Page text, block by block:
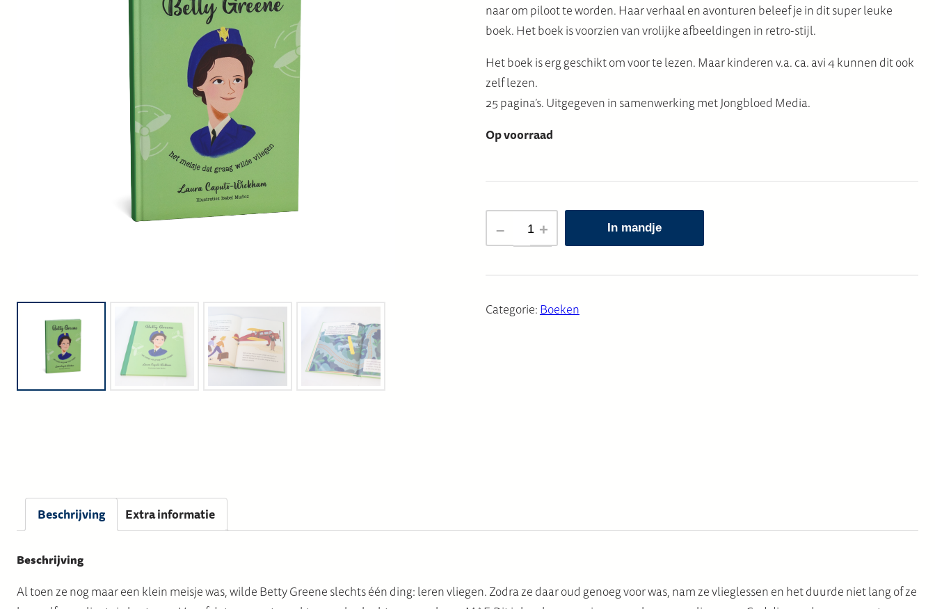
naar om piloot te worden. Haar verhaal en avonturen beleef je in dit super leuke
boek. Het boek is voorzien van vrolijke afbeeldingen in retro-stijl.
Het boek is erg geschikt om voor te lezen. Maar kinderen v.a. ca. avi 4 kunnen dit ook
zelf lezen.
25 pagina’s. Uitgegeven in samenwerking met Jongbloed Media.
Op voorraad
+
– In mandje
Categorie:Boeken
Beschrijving Extra informatie
Beschrijving
Al toen ze nog maar een klein meisje was, wilde Betty Greene slechts één ding: leren vliegen. Zodra ze daar oud genoeg voor was, nam ze vlieglessen en het duurde niet lang of ze